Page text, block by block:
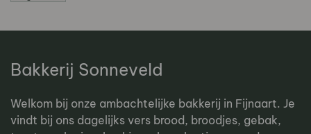
Bakkerij Sonneveld
Welkom bij onze ambachtelijke bakkerij in Fijnaart. Je
vindt bij ons dagelijks vers brood, broodjes, gebak,